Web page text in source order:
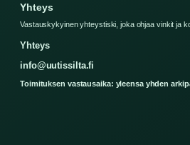
Yhteys
Vastauskykyinen yhteystiski, joka ohjaa vinkit ja
Yhteys
info@uutissilta.fi
Toimituksen vastausaika: yleensa yhden